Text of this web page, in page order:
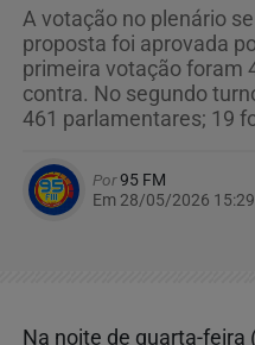
A votação no plenário
proposta foi aprovada
primeira votação foram
contra. No segundo
461 parlamentares; 19
Por95 FM
Em 28/05/2026 15:29
Na noite de quarta-feira